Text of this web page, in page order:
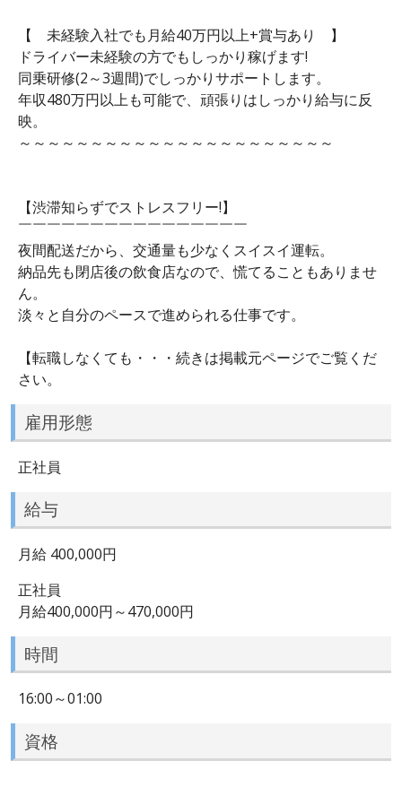
【 未経験入社でも月給40万円以上+賞与あり 】
ドライバー未経験の方でもしっかり稼げます!
同乗研修(2～3週間)でしっかりサポートします。
年収480万円以上も可能で、頑張りはしっかり給与に反
映。
～～～～～～～～～～～～～～～～～～～～～～
【渋滞知らずでストレスフリー!】
￣￣￣￣￣￣￣￣￣￣￣￣￣￣￣￣
夜間配送だから、交通量も少なくスイスイ運転。
納品先も閉店後の飲食店なので、慌てることもありませ
ん。
淡々と自分のペースで進められる仕事です。
【転職しなくても・・・続きは掲載元ページでご覧くだ
さい。
雇用形態
正社員
給与
月給 400,000円
正社員
月給400,000円～470,000円
時間
16:00～01:00
資格